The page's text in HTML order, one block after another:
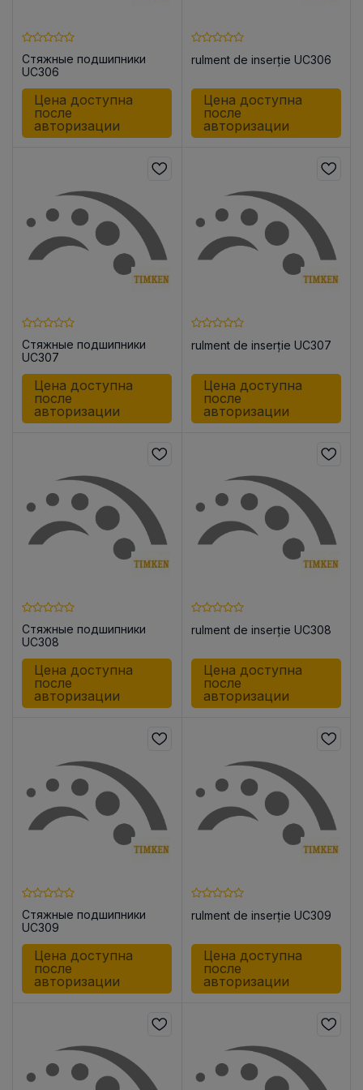
Стяжные подшипники
UC306
Цена доступна
после
авторизации
rulment de inserție UC306
Цена доступна
после
авторизации
Стяжные подшипники
UC307
Цена доступна
после
авторизации
rulment de inserție UC307
Цена доступна
после
авторизации
Стяжные подшипники
UC308
Цена доступна
после
авторизации
rulment de inserție UC308
Цена доступна
после
авторизации
Стяжные подшипники
UC309
Цена доступна
после
авторизации
rulment de inserție UC309
Цена доступна
после
авторизации